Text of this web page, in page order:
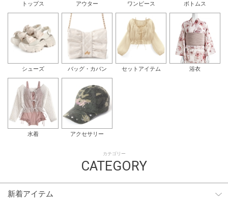
トップス アウター ワンピース ボトムス
シューズ バッグ・カバン セットアイテム 浴衣
水着 アクセサリー
カテゴリー
CATEGORY
新着アイテム